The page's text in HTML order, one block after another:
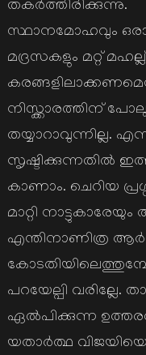
തകര്‍ത്തിരിക്കുന്നു.
സ്ഥാനമോഹവും
മദ്രസകളും മറ്റ്
നിസ്ക്കാരത്തിന്
തയ്യാറാവുന്നില്ല.
സൃഷ്ടിക്കുന്നതില്‍
കാണാം. ചെറിയ
മാറ്റി
എന്തിനാണിത്ര
പറയേല്പി
ഏല്‍പിക്കുന്ന
യതാര്‍ത്ഥ